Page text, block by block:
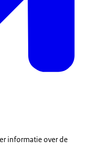
informatie over de